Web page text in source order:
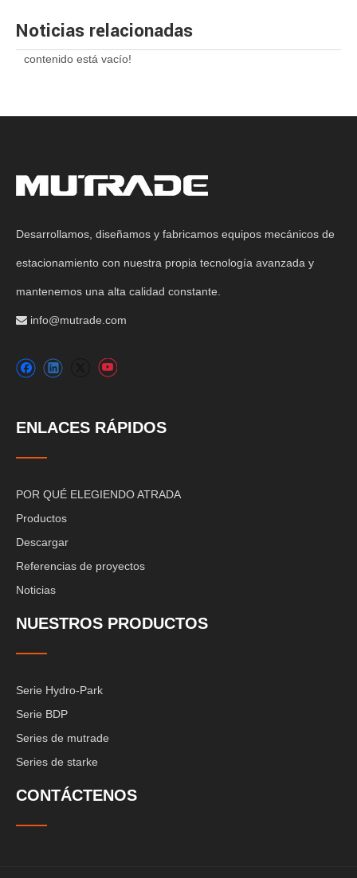
Noticias relacionadas
contenido está vacío!
Desarrollamos, diseñamos y fabricamos equipos mecánicos de
estacionamiento con nuestra propia tecnología avanzada y
mantenemos una alta calidad constante.
 info@mutrade.com
ENLACES RÁPIDOS
POR QUÉ ELEGIENDO ATRADA
Productos
Descargar
Referencias de proyectos
Noticias
NUESTROS PRODUCTOS
Serie Hydro-Park
Serie BDP
Series de mutrade
Series de starke
CONTÁCTENOS